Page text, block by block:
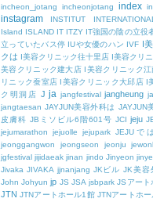
incheon_jotang
incheonjotang index
instagram INSTITUT INTERNATIONAL
Island ISLAND IT ITZY IT強国の陰の立役
立っていたバス停 IUや女優のハン IVF I
クは I美容クリニック往十里店 I美容クリ
美容クリニック建大店 I美容クリニック江
リニック蚕室店 I美容クリニック大邱店 I
ク明洞店 J ja jangfestival jangheung
jangtaesan JAYJUN美容外科は JAYJUN
皮膚科 JBミソビル6階601号 JCI jeju
jejumarathon
jejuolle jejupark JEJUでは
jeonggangwon
jeongseon jeonju
jgfestival jijidaeak jinan jindo Jinyeon
Jivaka JIVAKA jjnanjang JKビル JK美容
John Johyun jp JS JSA jsbpark JSアート
JTN JTNアートホール1館 JTNアートホー